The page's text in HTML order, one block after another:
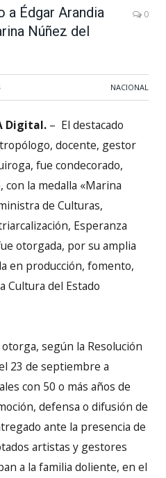
a Édgar Arandia
Núñez del
0
NACIONAL
Digital. – El destacado
docente, gestor
fue condecorado,
la medalla «Marina
de Culturas,
Esperanza
otorgada, por su amplia
en producción, fomento,
Cultura del Estado
según la Resolución
23 de septiembre a
con 50 o más años de
defensa o difusión de
ante la presencia de
artistas y gestores
a la familia doliente, en el